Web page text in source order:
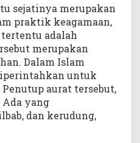
sejatinya merupakan
praktik keagamaan,
adalah
merupakan
Dalam Islam
untuk
aurat tersebut,
Ada yang
dan kerudung,